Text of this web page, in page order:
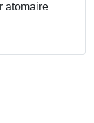
atomaire